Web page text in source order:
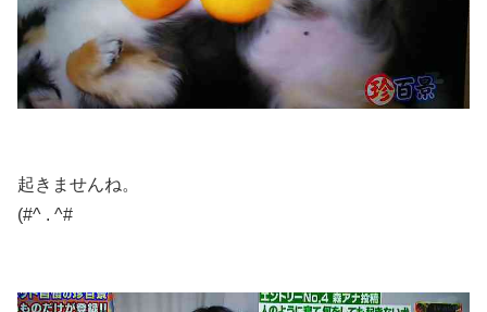
起きませんね。
(#^ . ^#